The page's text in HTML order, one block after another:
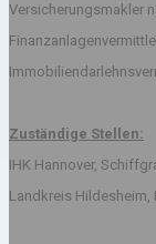
Versicherungsmakler
Zuständige Stellen:
IHK Hannover,
Landkreis Hildesheim,